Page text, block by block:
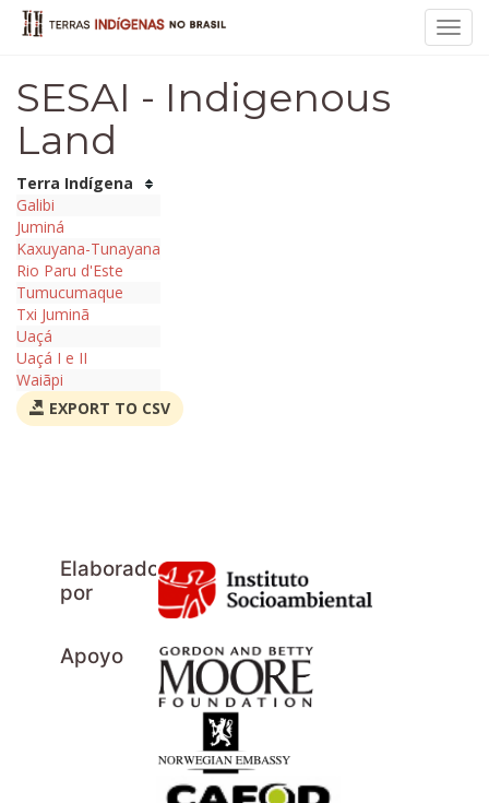
SESAI - Indigenous
Land
Terra Indígena
Galibi
Juminá
Kaxuyana-Tunayana
Rio Paru d'Este
Tumucumaque
Txi Juminã
Uaçá
Uaçá I e II
Waiãpi
EXPORT TO CSV